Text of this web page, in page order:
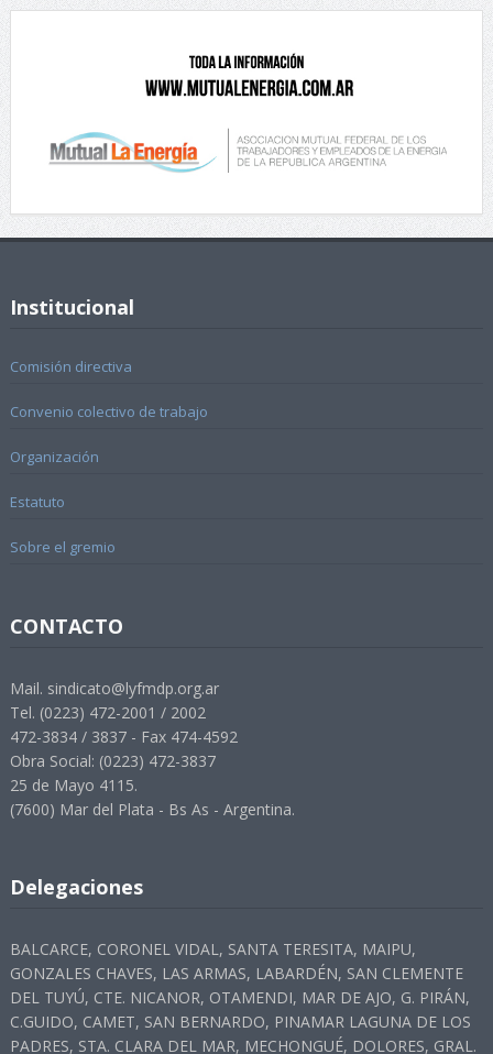
Institucional
Comisión directiva
Convenio colectivo de trabajo
Organización
Estatuto
Sobre el gremio
CONTACTO
Mail. sindicato@lyfmdp.org.ar
Tel. (0223) 472-2001 / 2002
472-3834 / 3837 - Fax 474-4592
Obra Social: (0223) 472-3837
25 de Mayo 4115.
(7600) Mar del Plata - Bs As - Argentina.
Delegaciones
BALCARCE, CORONEL VIDAL, SANTA TERESITA, MAIPU,
GONZALES CHAVES, LAS ARMAS, LABARDÉN, SAN CLEMENTE
DEL TUYÚ, CTE. NICANOR, OTAMENDI, MAR DE AJO, G. PIRÁN,
C.GUIDO, CAMET, SAN BERNARDO, PINAMAR LAGUNA DE LOS
PADRES, STA. CLARA DEL MAR, MECHONGUÉ, DOLORES, GRAL.